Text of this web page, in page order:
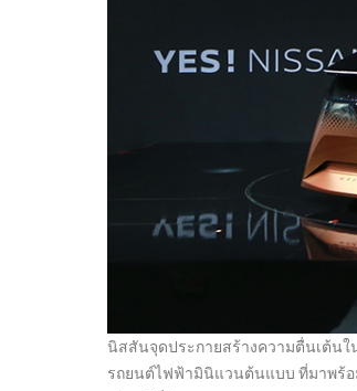
นิสสันจุดประกายสร้างความตื่นเต้นใน
รถยนต์ไฟฟ้ามินิแวนต้นแบบ ที่มาพร้อ